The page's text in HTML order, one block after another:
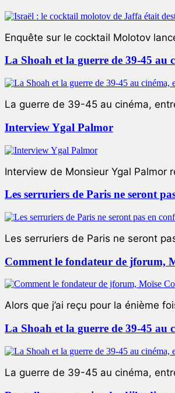
Enquête sur le cocktail Molotov
La Shoah et la guerre de 39-45 au
La guerre de 39-45 au cinéma,
Interview Ygal Palmor
Interview de Monsieur Ygal Palmor
Les serruriers de Paris ne seront
Les serruriers de Paris ne seront
Comment le fondateur de jforum,
Alors que j’ai reçu pour la énième
La Shoah et la guerre de 39-45 au
La guerre de 39-45 au cinéma,